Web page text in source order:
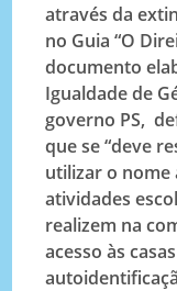
através da
no Guia “O
documento
Igualdade de
governo PS,
que se “deve
utilizar o nome
atividades
realizem na
acesso às